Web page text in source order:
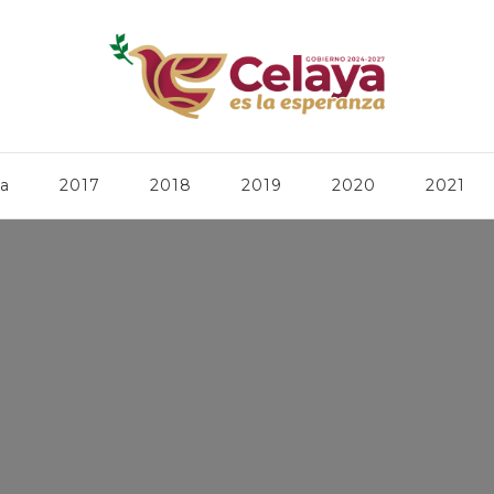
2017 2018 2019 2020 2021